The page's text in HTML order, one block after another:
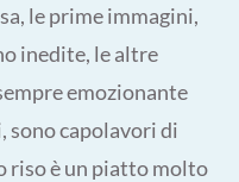
le prime immagini,
inedite, le altre
emozionante
sono capolavori di
riso è un piatto molto